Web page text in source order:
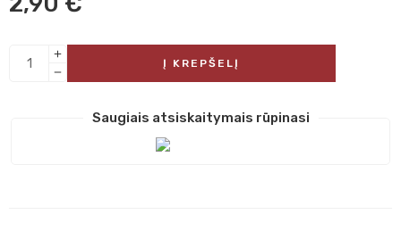
Į KREPŠELĮ
Saugiais atsiskaitymais rūpinasi